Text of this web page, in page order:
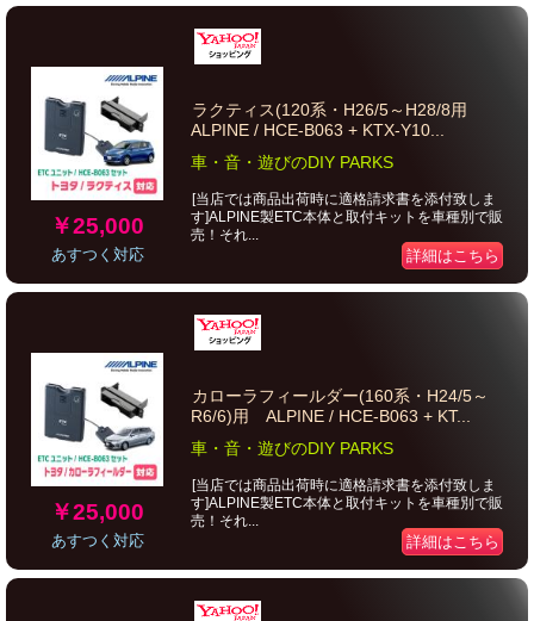
￥25,000
あすつく対応
ラクティス(120系・H26/5～H28/8用
ALPINE / HCE-B063 + KTX-Y10...
車・音・遊びのDIY PARKS
[当店では商品出荷時に適格請求書を添付致しま
す]ALPINE製ETC本体と取付キットを車種別で販
売！それ...
詳細はこちら
￥25,000
あすつく対応
カローラフィールダー(160系・H24/5～
R6/6)用 ALPINE / HCE-B063 + KT...
車・音・遊びのDIY PARKS
[当店では商品出荷時に適格請求書を添付致しま
す]ALPINE製ETC本体と取付キットを車種別で販
売！それ...
詳細はこちら